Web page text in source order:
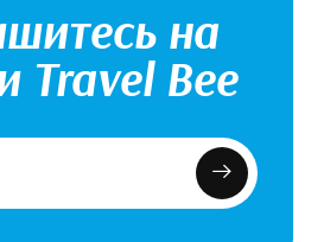
на
Travel Bee